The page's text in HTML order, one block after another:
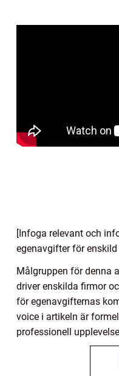
[Infoga relevant och
egenavgifter för
Målgruppen för denna
driver enskilda firmor
för egenavgifternas
voice i artikeln är
professionell